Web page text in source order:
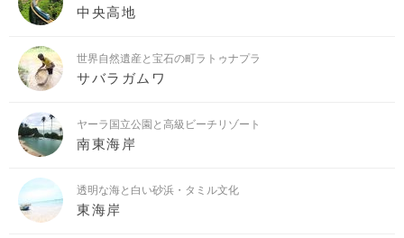
中央高地
世界自然遺産と宝石の町ラトゥナプラ
サバラガムワ
ヤーラ国立公園と高級ビーチリゾート
南東海岸
透明な海と白い砂浜・タミル文化
東海岸